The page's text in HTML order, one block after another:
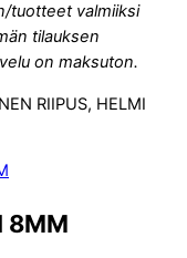
tuotteet valmiiksi
tilauksen
on maksuton.
RIIPUS, HELMI
8MM